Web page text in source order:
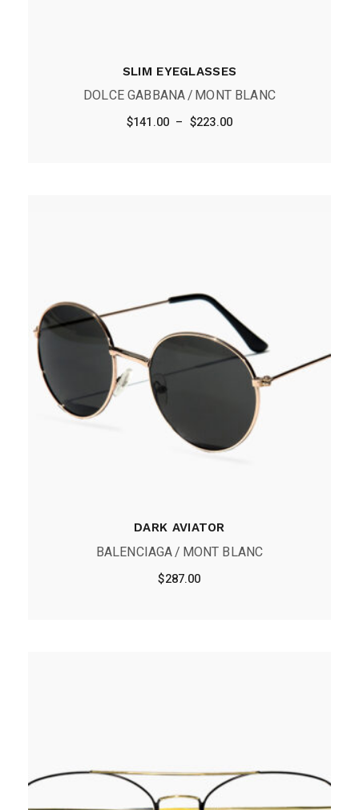
SLIM EYEGLASSES
DOLCE GABBANA MONT BLANC
$141.00 – $223.00Plage
de
DARK AVIATOR
BALENCIAGA MONT BLANC
$287.00